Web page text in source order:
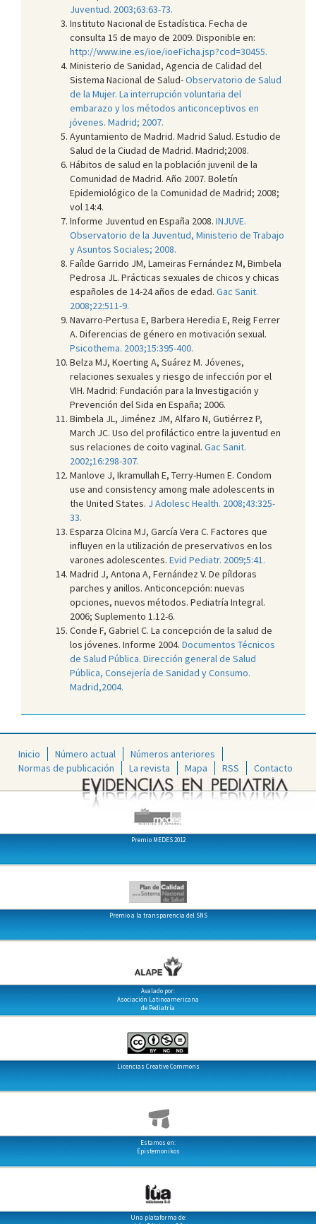
Juventud. 2003;63:63-73.
Instituto Nacional de Estadística. Fecha de
consulta 15 de mayo de 2009. Disponible en:
http://www.ine.es/ioe/ioeFicha.jsp?cod=30455.
Ministerio de Sanidad, Agencia de Calidad del
Sistema Nacional de Salud-Observatorio de Salud
de la Mujer. La interrupción voluntaria del
embarazo y los métodos anticonceptivos en
jóvenes. Madrid; 2007.
Ayuntamiento de Madrid. Madrid Salud. Estudio de
Salud de la Ciudad de Madrid. Madrid;2008.
Hábitos de salud en la población juvenil de la
Comunidad de Madrid. Año 2007. Boletín
Epidemiológico de la Comunidad de Madrid; 2008;
vol 14:4.
Informe Juventud en España 2008. INJUVE.
Observatorio de la Juventud, Ministerio de Trabajo
y Asuntos Sociales; 2008.
Faílde Garrido JM, Lameiras Fernández M, Bimbela
Pedrosa JL. Prácticas sexuales de chicos y chicas
españoles de 14-24 años de edad. Gac Sanit.
2008;22:511-9.
Navarro-Pertusa E, Barbera Heredia E, Reig Ferrer
A. Diferencias de género en motivación sexual.
Psicothema. 2003;15:395-400.
Belza MJ, Koerting A, Suárez M. Jóvenes,
relaciones sexuales y riesgo de infección por el
VIH. Madrid: Fundación para la Investigación y
Prevención del Sida en España; 2006.
Bimbela JL, Jiménez JM, Alfaro N, Gutiérrez P,
March JC. Uso del profiláctico entre la juventud en
sus relaciones de coito vaginal. Gac Sanit.
2002;16:298-307.
Manlove J, Ikramullah E, Terry-Humen E. Condom
use and consistency among male adolescents in
the United States. J Adolesc Health. 2008;43:325-
33.
Esparza Olcina MJ, García Vera C. Factores que
influyen en la utilización de preservativos en los
varones adolescentes. Evid Pediatr. 2009;5:41.
Madrid J, Antona A, Fernández V. De píldoras
parches y anillos. Anticoncepción: nuevas
opciones, nuevos métodos. Pediatría Integral.
2006; Suplemento 1.12-6.
Conde F, Gabriel C. La concepción de la salud de
los jóvenes. Informe 2004. Documentos Técnicos
de Salud Pública. Dirección general de Salud
Pública, Consejería de Sanidad y Consumo.
Madrid,2004.
Inicio Número actual
Números anteriores
Normas de publicación
La revista Mapa RSS Contacto
Premio MEDES 2012
Premio a la transparencia del SNS
Avalado por:
Asociación Latinoamericana
de Pediatría
Licencias Creative Commons
Estamos en:
Epistemonikos
Una plataforma de: